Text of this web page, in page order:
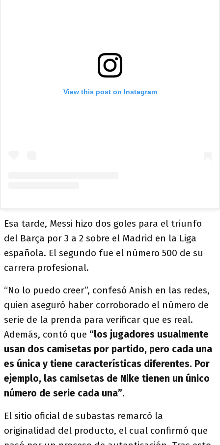
View this post on Instagram
Esa tarde, Messi hizo dos goles para el triunfo
del Barça por 3 a 2 sobre el Madrid en la Liga
española. El segundo fue el número 500 de su
carrera profesional.
“No lo puedo creer”, confesó Anish en las redes,
quien aseguró haber corroborado el número de
serie de la prenda para verificar que es real.
Además, contó que “los jugadores usualmente
usan dos camisetas por partido, pero cada una
es única y tiene características diferentes. Por
ejemplo, las camisetas de Nike tienen un único
número de serie cada una”.
El sitio oficial de subastas remarcó la
originalidad del producto, el cual confirmó que